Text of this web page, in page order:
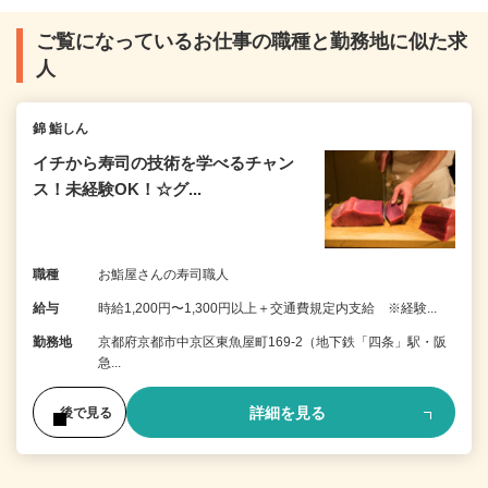
ご覧になっているお仕事の職種と勤務地に似た求
人
錦 鮨しん
イチから寿司の技術を学べるチャン
ス！未経験OK！☆グ...
職種 お鮨屋さんの寿司職人
給与 時給1,200円〜1,300円以上＋交通費規定内支給 ※経験...
勤務地
京都府京都市中京区東魚屋町169-2（地下鉄「四条」駅・阪
急...
後で見る 詳細を見る